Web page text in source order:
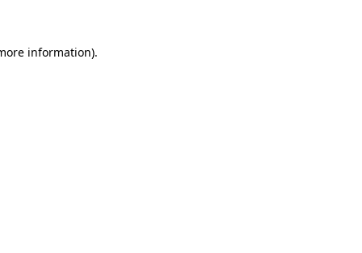
information).